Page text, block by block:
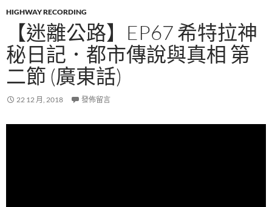
HIGHWAY RECORDING
【迷離公路】EP67 希特拉神
秘日記．都市傳說與真相 第
二節 (廣東話)
22 12 月, 2018 發佈留言